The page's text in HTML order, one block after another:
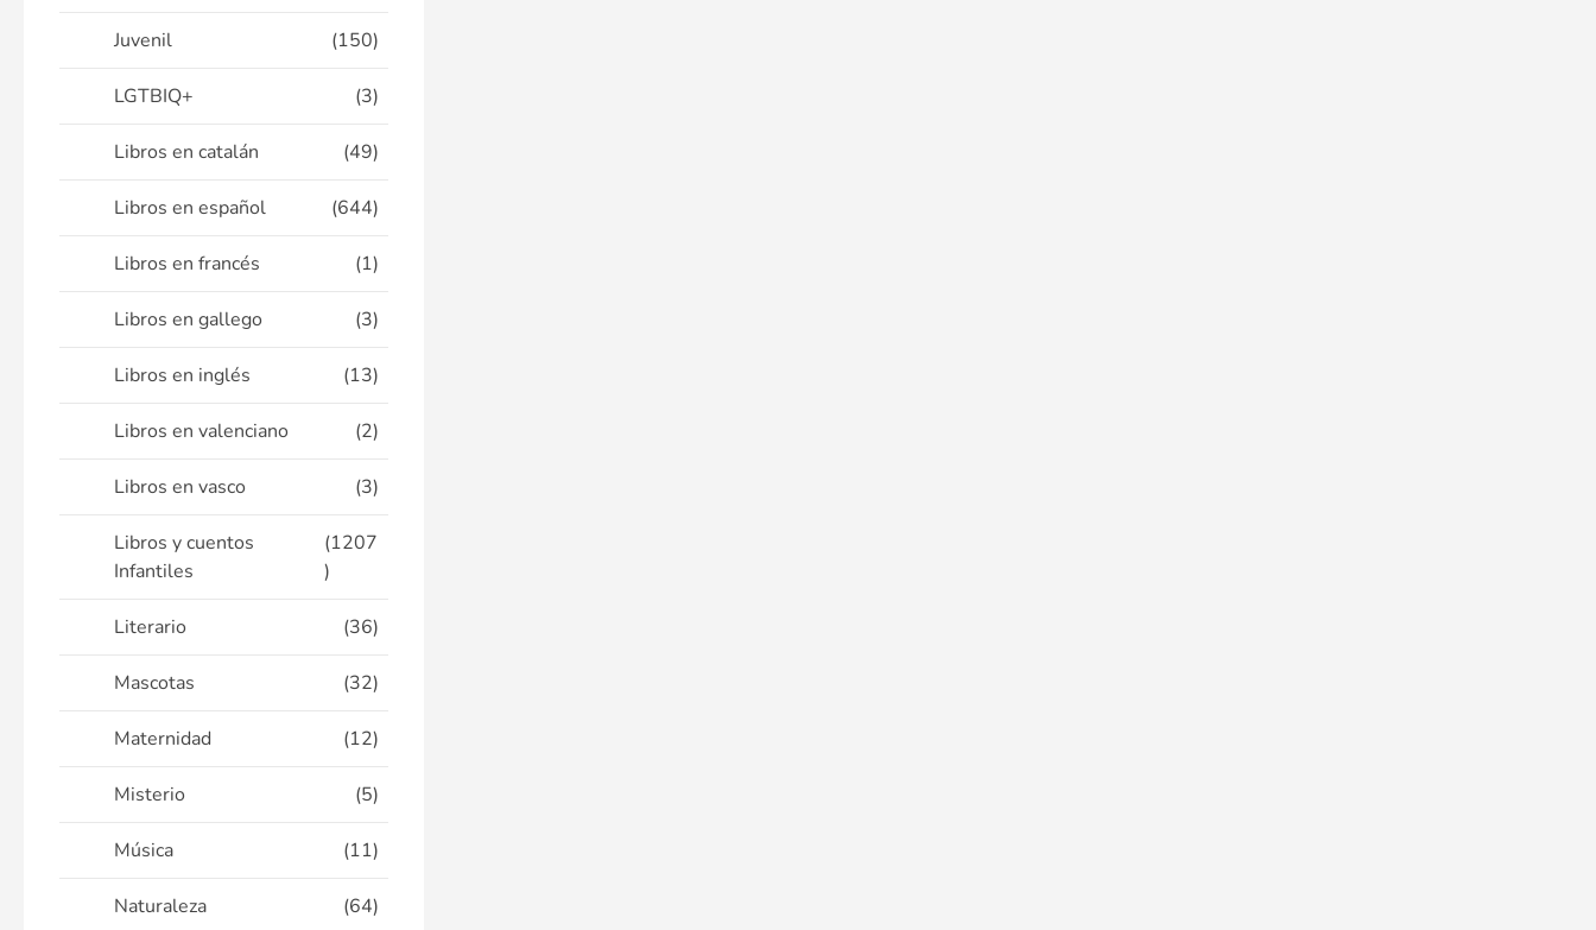
Juvenil (150)
LGTBIQ+ (3)
Libros en catalán (49)
Libros en español (644)
Libros en francés (1)
Libros en gallego (3)
Libros en inglés (13)
Libros en valenciano (2)
Libros en vasco (3)
Libros y cuentos
Infantiles
(1207
)
Literario (36)
Mascotas (32)
Maternidad (12)
Misterio (5)
Música (11)
Naturaleza (64)